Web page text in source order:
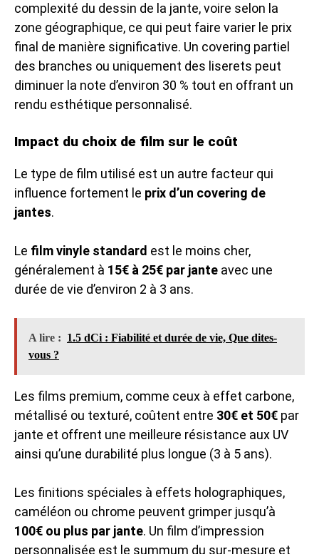
complexité du dessin de la jante, voire selon la
zone géographique, ce qui peut faire varier le prix
final de manière significative. Un covering partiel
des branches ou uniquement des liserets peut
diminuer la note d’environ 30 % tout en offrant un
rendu esthétique personnalisé.
Impact du choix de film sur le coût
Le type de film utilisé est un autre facteur qui
influence fortement le prix d’un covering de
jantes.
Le film vinyle standard est le moins cher,
généralement à 15€ à 25€ par jante avec une
durée de vie d’environ 2 à 3 ans.
A lire : 1.5 dCi : Fiabilité et durée de vie, Que dites-
vous ?
Les films premium, comme ceux à effet carbone,
métallisé ou texturé, coûtent entre 30€ et 50€ par
jante et offrent une meilleure résistance aux UV
ainsi qu’une durabilité plus longue (3 à 5 ans).
Les finitions spéciales à effets holographiques,
caméléon ou chrome peuvent grimper jusqu’à
100€ ou plus par jante. Un film d’impression
personnalisée est le summum du sur-mesure et